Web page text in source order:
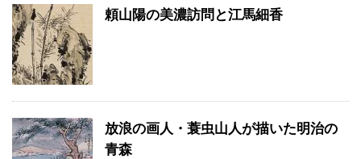
頼山陽の美濃訪問と江馬細香
放浪の画人・蓑虫山人が描いた明治の
青森